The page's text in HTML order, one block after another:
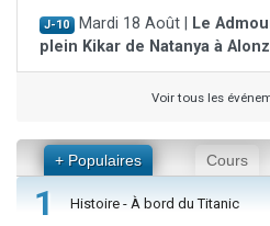
J-10 Mardi 18 Août |
Le
plein Kikar de Natanya à
Voir tous les
+ Populaires Cours
1 Histoire - À bord du Titanic